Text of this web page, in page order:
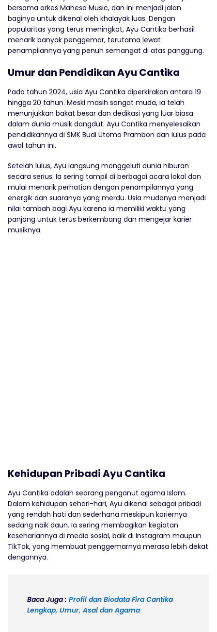
bersama orkes Mahesa Music, dan ini menjadi jalan
baginya untuk dikenal oleh khalayak luas. Dengan
popularitas yang terus meningkat, Ayu Cantika berhasil
menarik banyak penggemar, terutama lewat
penampilannya yang penuh semangat di atas panggung.
Umur dan Pendidikan Ayu Cantika
Pada tahun 2024, usia Ayu Cantika diperkirakan antara 19
hingga 20 tahun. Meski masih sangat muda, ia telah
menunjukkan bakat besar dan dedikasi yang luar biasa
dalam dunia musik dangdut. Ayu Cantika menyelesaikan
pendidikannya di SMK Budi Utomo Prambon dan lulus pada
awal tahun ini.
Setelah lulus, Ayu langsung menggeluti dunia hiburan
secara serius. Ia sering tampil di berbagai acara lokal dan
mulai menarik perhatian dengan penampilannya yang
energik dan suaranya yang merdu. Usia mudanya menjadi
nilai tambah bagi Ayu karena ia memiliki waktu yang
panjang untuk terus berkembang dan mengejar karier
musiknya.
Kehidupan Pribadi Ayu Cantika
Ayu Cantika adalah seorang penganut agama Islam.
Dalam kehidupan sehari-hari, Ayu dikenal sebagai pribadi
yang rendah hati dan sederhana meskipun kariernya
sedang naik daun. Ia sering membagikan kegiatan
kesehariannya di media sosial, baik di Instagram maupun
TikTok, yang membuat penggemarnya merasa lebih dekat
dengannya.
Baca Juga : Profil dan Biodata Fira Cantika
Lengkap, Umur, Asal dan Agama